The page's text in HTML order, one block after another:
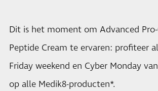
Dit is het moment om Advanced
Peptide Cream te ervaren: profiteer
Friday weekend en Cyber Monday
op alle Medik8-producten*.